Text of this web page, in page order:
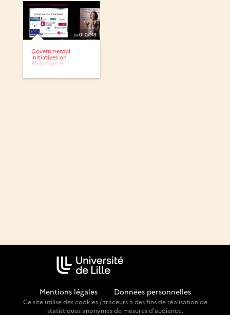
01:07:43
Governmental
initiatives on
Blokchain in
Mentions légales Données personnelles
Ce site utilise des cookies / traceurs à des fins de réalisation de
statistiques anonymes de mesures d'audience.